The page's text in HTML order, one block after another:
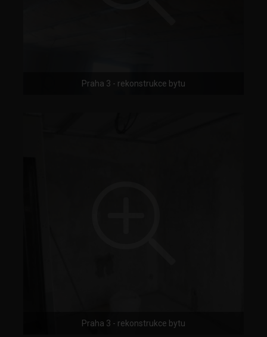
Praha 3 - rekonstrukce bytu
Praha 3 - rekonstrukce bytu